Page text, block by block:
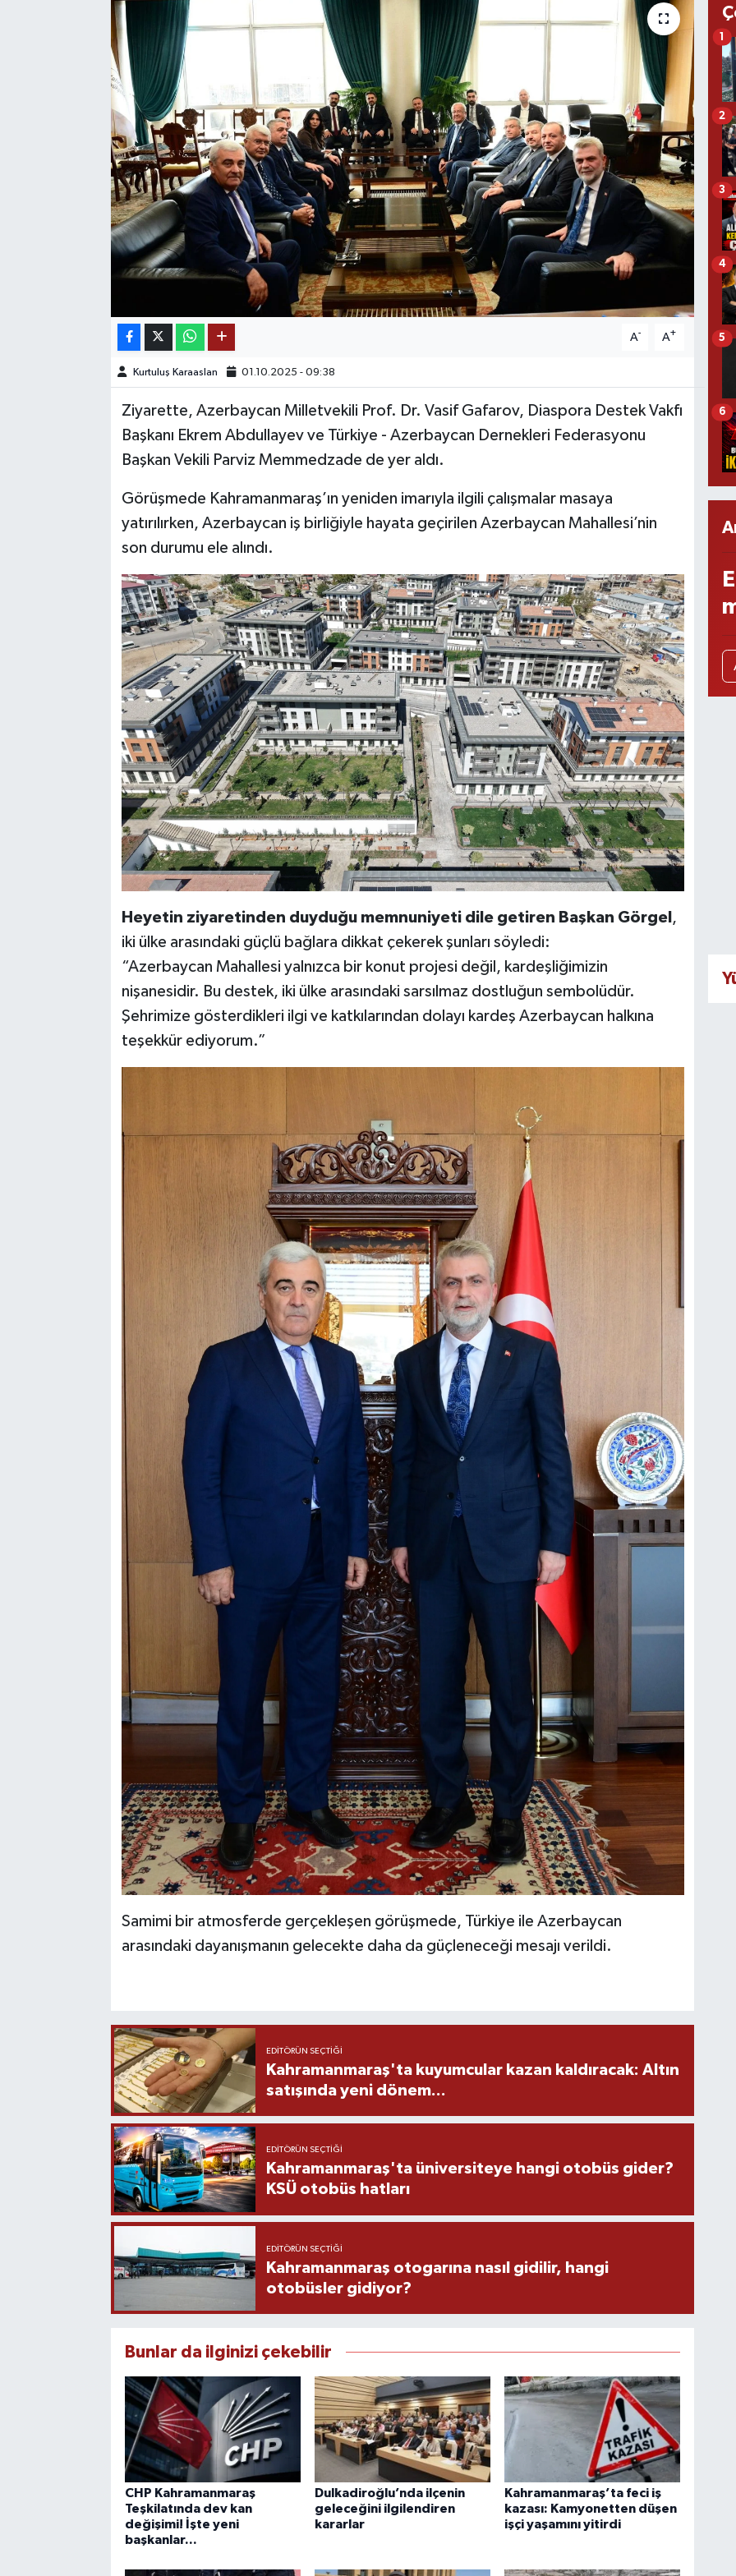
A- A+
Kurtuluş Karaaslan 01.10.2025 - 09:38
Ziyarette, Azerbaycan Milletvekili Prof. Dr. Vasif Gafarov, Diaspora Destek Vakfı
Başkanı Ekrem Abdullayev ve Türkiye - Azerbaycan Dernekleri Federasyonu
Başkan Vekili Parviz Memmedzade de yer aldı.
Görüşmede Kahramanmaraş’ın yeniden imarıyla ilgili çalışmalar masaya
yatırılırken, Azerbaycan iş birliğiyle hayata geçirilen Azerbaycan Mahallesi’nin
son durumu ele alındı.
Heyetin ziyaretinden duyduğu memnuniyeti dile getiren Başkan Görgel ,
iki ülke arasındaki güçlü bağlara dikkat çekerek şunları söyledi:
“Azerbaycan Mahallesi yalnızca bir konut projesi değil, kardeşliğimizin
nişanesidir. Bu destek, iki ülke arasındaki sarsılmaz dostluğun sembolüdür.
Şehrimize gösterdikleri ilgi ve katkılarından dolayı kardeş Azerbaycan halkına
teşekkür ediyorum.”
Samimi bir atmosferde gerçekleşen görüşmede, Türkiye ile Azerbaycan
arasındaki dayanışmanın gelecekte daha da güçleneceği mesajı verildi.
EDITÖRÜN SEÇTIĞI
Kahramanmaraş'ta kuyumcular kazan kaldıracak: Altın
satışında yeni dönem...
EDITÖRÜN SEÇTIĞI
Kahramanmaraş'ta üniversiteye hangi otobüs gider?
KSÜ otobüs hatları
EDITÖRÜN SEÇTIĞI
Kahramanmaraş otogarına nasıl gidilir, hangi
otobüsler gidiyor?
Bunlar da ilginizi çekebilir
CHP Kahramanmaraş
Teşkilatında dev kan
değişimi! İşte yeni
başkanlar...
Dulkadiroğlu’nda ilçenin
geleceğini ilgilendiren
kararlar
Kahramanmaraş’ta feci iş
kazası: Kamyonetten düşen
işçi yaşamını yitirdi
1
2
3
4
5
6
OTOMOTİV
KÜLTÜR SANAT